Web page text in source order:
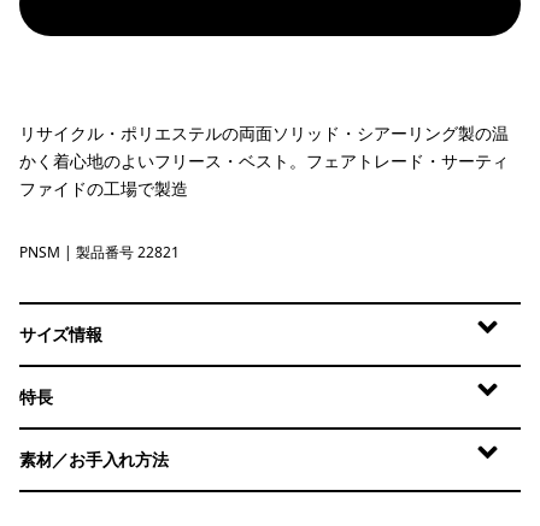
リサイクル・ポリエステルの両面ソリッド・シアーリング製の温
かく着心地のよいフリース・ベスト。フェアトレード・サーティ
ファイドの工場で製造
Pelican w/Smolder Blue
PNSM | 製品番号 22821
サイズ情報
特長
素材／お手入れ方法